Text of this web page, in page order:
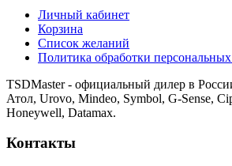
Личный кабинет
Корзина
Список желаний
Политика обработки
TSDMaster - официальный дилер в
Атол, Urovo, Mindeo, Symbol, G-Sense,
Honeywell, Datamax.
Контакты